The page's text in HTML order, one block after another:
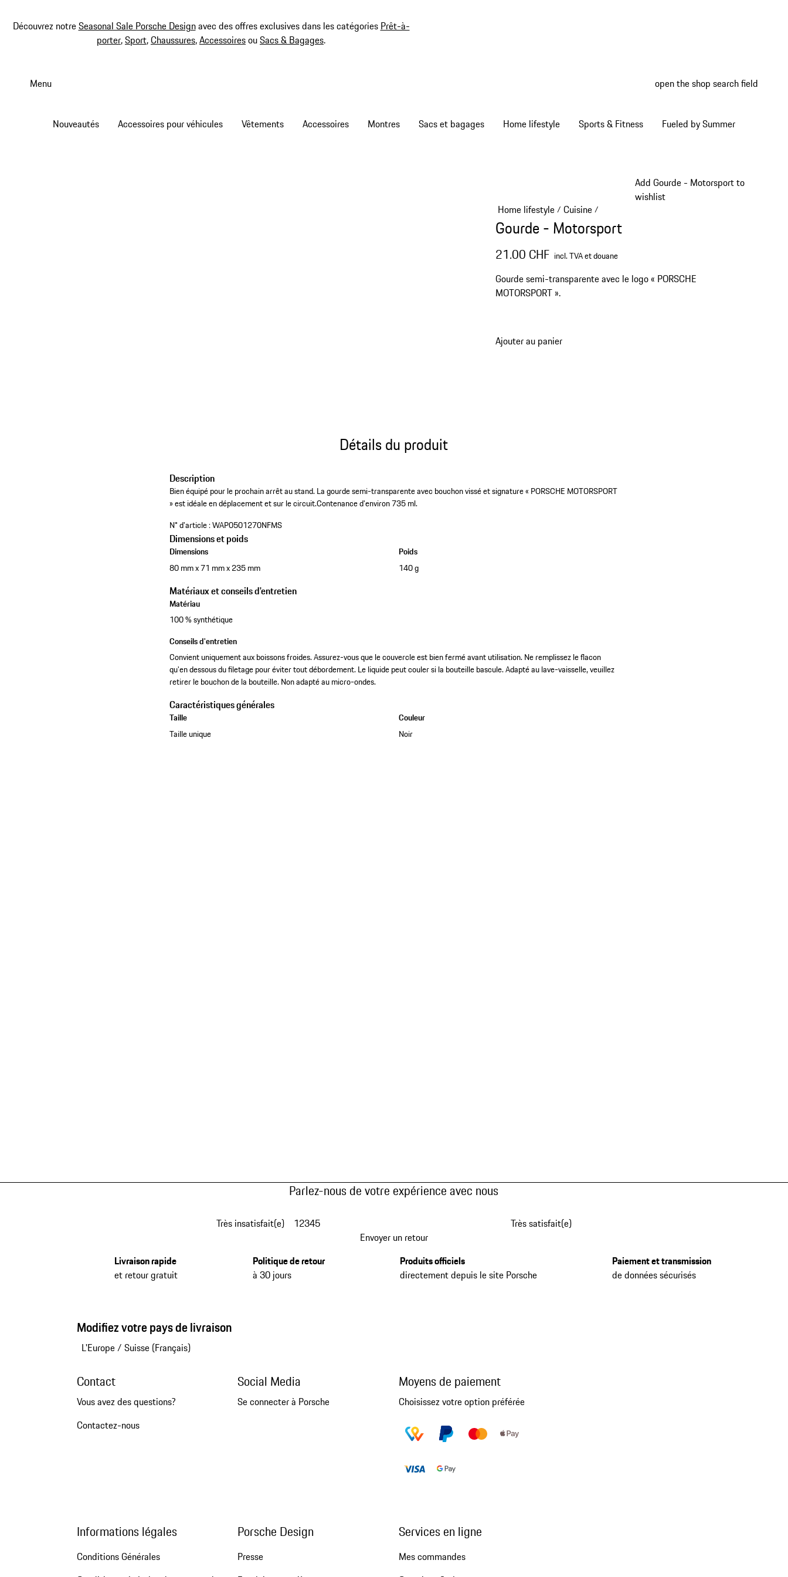
Découvrez notreSeasonal Sale Porsche Designavec des offres exclusives dans les catégories Prêt-à-
porter,Sport,Chaussures,AccessoiresouSacs & Bagages.
Menu open the shop search field
Nouveautés Accessoires pour véhicules Vêtements Accessoires Montres Sacs et bagages Home lifestyle Sports & Fitness Fueled by Summer
Add Gourde - Motorsport to
wishlist
Home lifestyle/ Cuisine/
Gourde - Motorsport
21.00 CHF incl. TVA et douane
Gourde semi-transparente avec le logo « PORSCHE
MOTORSPORT ».
Ajouter au panier
Détails du produit
Description
Bien équipé pour le prochain arrêt au stand. La gourde semi-transparente avec bouchon vissé et signature « PORSCHE MOTORSPORT
» est idéale en déplacement et sur le circuit.Contenance d'environ 735 ml.
N° d'article :WAP0501270NFMS
Dimensions et poids
Dimensions
80 mm x 71 mm x 235 mm
Poids
140 g
Matériaux et conseils d'entretien
Matériau
100 % synthétique
Conseils d'entretien
Convient uniquement aux boissons froides. Assurez-vous que le couvercle est bien fermé avant utilisation. Ne remplissez le flacon
qu'en dessous du filetage pour éviter tout débordement. Le liquide peut couler si la bouteille bascule. Adapté au lave-vaisselle, veuillez
retirer le bouchon de la bouteille. Non adapté au micro-ondes.
Caractéristiques générales
Taille
Taille unique
Couleur
Noir
Parlez-nous de votre expérience avec nous
Très insatisfait(e) 12345
Très satisfait(e)
Envoyer un retour
Livraison rapide
et retour gratuit
Politique de retour
à 30 jours
Produits officiels
directement depuis le site Porsche
Paiement et transmission
de données sécurisés
Modifiez votre pays de livraison
L'Europe/ Suisse (Français)
Contact
Vous avez des questions?
Contactez-nous
Social Media
Se connecter à Porsche
Moyens de paiement
Choisissez votre option préférée
Informations légales
Conditions Générales
Porsche Design
Presse
Services en ligne
Mes commandes